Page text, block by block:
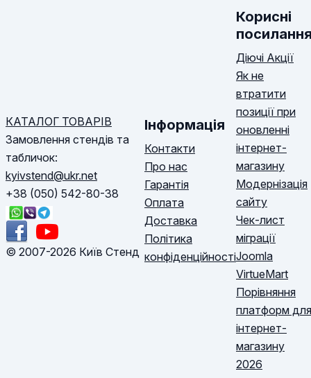
КАТАЛОГ ТОВАРІВ
Замовлення стендів та
табличок:
kyivstend@ukr.net
+38 (050) 542-80-38
© 2007-2026 Київ Стенд
Інформація
Контакти
Про нас
Гарантія
Оплата
Доставка
Політика
конфіденційності
Корисні
Діючі Акції
Як не
втратити
позиції при
оновленні
інтернет-
магазину
Модернізація
сайту
Чек-лист
міграції
Joomla
VirtueMart
Порівняння
платформ для
інтернет-
магазину
2026